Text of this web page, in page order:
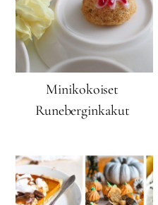
Minikokoiset
Runeberginkakut